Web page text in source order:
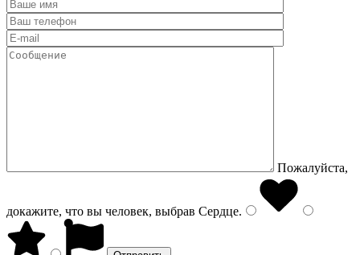
Пожалуйста,
докажите, что вы человек, выбрав Сердце.